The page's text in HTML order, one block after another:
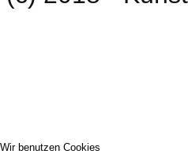
Wir benutzen Cookies